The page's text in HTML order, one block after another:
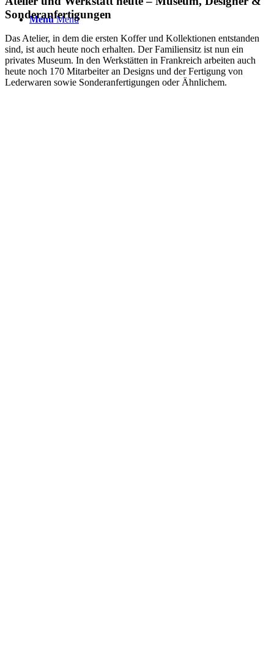
Menü Menü
Sonderanfertigungen
Das Atelier, in dem die ersten Koffer und Kollektionen entstanden
sind, ist auch heute noch erhalten. Der Familiensitz ist nun ein
privates Museum. In den Werkstätten in Frankreich arbeiten auch
heute noch 170 Mitarbeiter an Designs und der Fertigung von
Lederwaren sowie Sonderanfertigungen oder Ähnlichem.